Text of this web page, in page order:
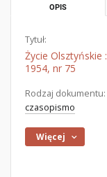
OPIS
Tytuł:
Życie
1954, nr 75
Rodzaj dokumentu:
czasopismo
Więcej